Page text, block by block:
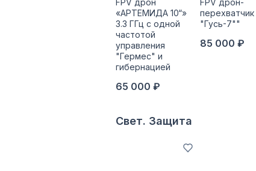
FPV дрон
«АРТЕМИДА 10“»
3.3 ГГц с одной
частотой
управления
"Гермес" и
гибернацией
65 000 ₽
FPV дрон-
перехватчик
"Гусь-7""
85 000 ₽
Свет. Защита